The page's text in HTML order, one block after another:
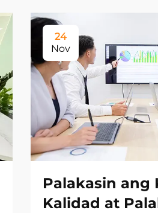
24
Nov
Palakasin ang
Kalidad at